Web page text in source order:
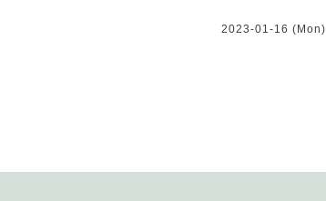
2023-01-16 (Mon)